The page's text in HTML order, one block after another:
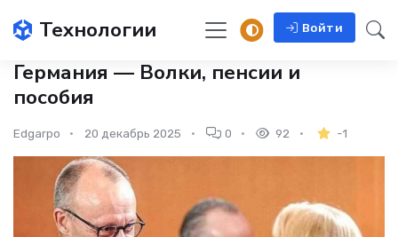
Технологии Войти
Германия — Волки, пенсии и
пособия
Edgarpo 20 декабрь 2025 0 92 -1